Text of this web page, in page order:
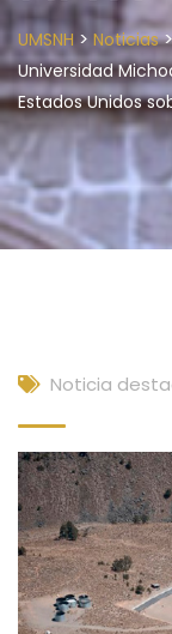
UMSNH > Noticias
Universidad
Estados Unidos
Noticia